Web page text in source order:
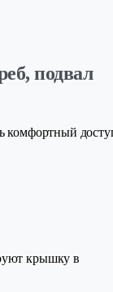
подвал
комфортный
крышку в